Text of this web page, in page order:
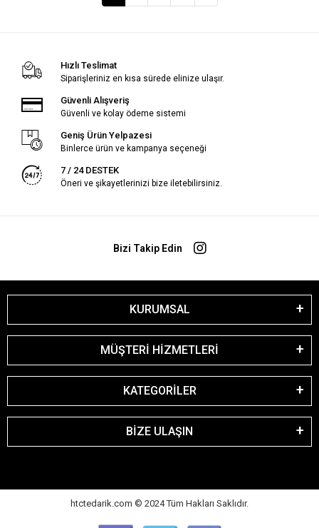
Hızlı Teslimat
Siparişleriniz en kısa sürede elinize ulaşır.
Güvenli Alışveriş
Güvenli ve kolay ödeme sistemi
Geniş Ürün Yelpazesi
Binlerce ürün ve kampanya seçeneği
7 / 24 DESTEK
Öneri ve şikayetlerinizi bize iletebilirsiniz.
Bizi Takip Edin
KURUMSAL
MÜŞTERİ HİZMETLERİ
KATEGORİLER
BİZE ULAŞIN
htctedarik.com © 2024 Tüm Hakları Saklıdır.